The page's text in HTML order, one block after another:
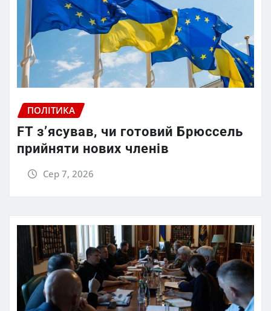
ПОЛІТИКА
FT зʼясував, чи готовий Брюссель
прийняти нових членів
Сер 7, 2026